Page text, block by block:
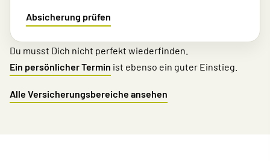
Absicherung prüfen
Du musst Dich nicht perfekt wiederfinden.
Ein persönlicher Termin ist ebenso ein guter Einstieg.
Alle Versicherungsbereiche ansehen